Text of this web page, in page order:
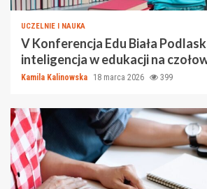
UCZELNIE I NAUKA
V Konferencja Edu Biała
inteligencja w edukacji na
Kamila Kalinowska 18 marca 2026 399